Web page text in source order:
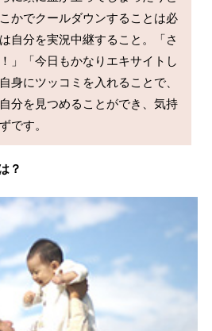
かでクールダウンすることは必
自分を実況中継すること。「さ
」「今日もかなりエキサイトし
身にツッコミを入れることで、
分を見つめることができ、気持
？